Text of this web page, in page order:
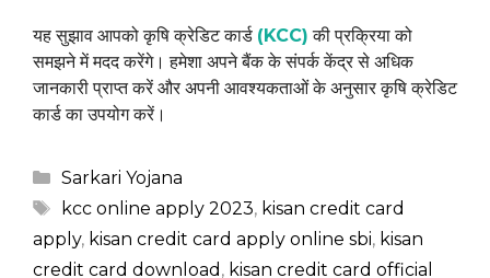
यह सुझाव आपको कृषि क्रेडिट कार्ड (KCC) की प्रक्रिया को
समझने में मदद करेंगे। हमेशा अपने बैंक के संपर्क केंद्र से अधिक
जानकारी प्राप्त करें और अपनी आवश्यकताओं के अनुसार कृषि क्रेडिट
कार्ड का उपयोग करें।
Categories
Sarkari Yojana
Tags
kcc online apply 2023, kisan credit card
apply, kisan credit card apply online sbi, kisan
credit card download , kisan credit card official